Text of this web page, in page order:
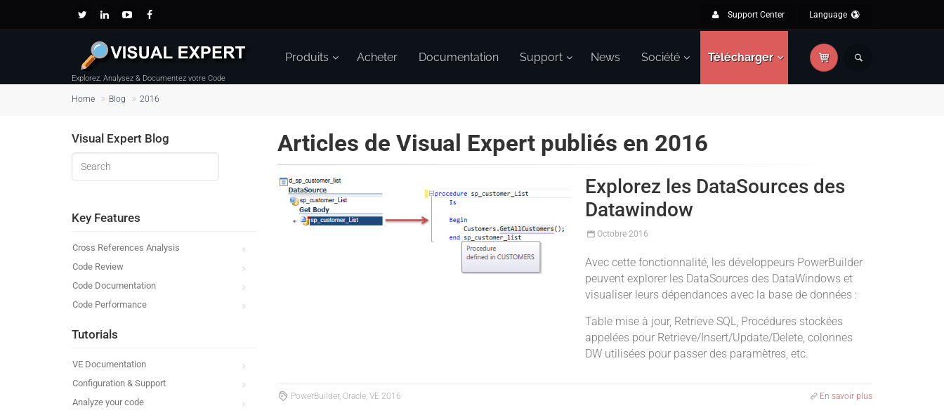
Support Center Language
Explorez, Analysez & Documentez votre Code
Produits Acheter Documentation Support News Société Télécharger
Home Blog 2016
Articles de Visual Expert publiés en 2016
Explorez les DataSources des
Datawindow
Octobre 2016
Avec cette fonctionnalité, les développeurs PowerBuilder
peuvent explorer les DataSources des DataWindows et
visualiser leurs dépendances avec la base de données :
Table mise à jour, Retrieve SQL, Procédures stockées
appelées pour Retrieve/Insert/Update/Delete, colonnes
DW utilisées pour passer des paramètres, etc.
PowerBuilder, Oracle, VE 2016 En savoir plus
Visual Expert Blog
Key Features
Cross References Analysis
Code Review
Code Documentation
Code Performance
Tutorials
VE Documentation
Configuration & Support
Analyze your code